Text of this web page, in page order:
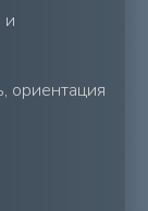
и
ориентация